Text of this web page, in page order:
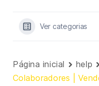
Ver categorias
Página inicial help
Colaboradores |